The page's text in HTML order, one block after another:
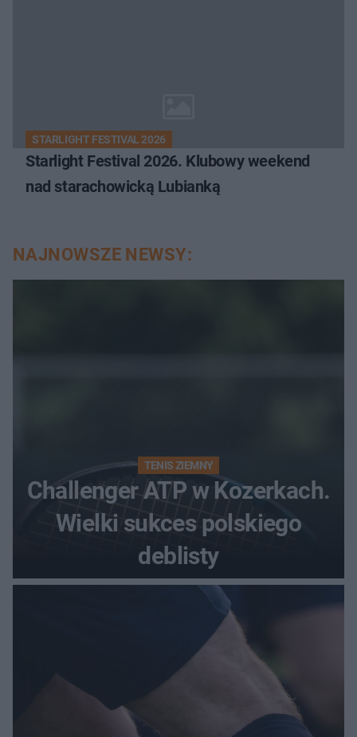
STARLIGHT FESTIVAL 2026
Starlight Festival 2026. Klubowy weekend
nad starachowicką Lubianką
NAJNOWSZE NEWSY:
TENIS ZIEMNY
Challenger ATP w Kozerkach.
Wielki sukces polskiego
deblisty